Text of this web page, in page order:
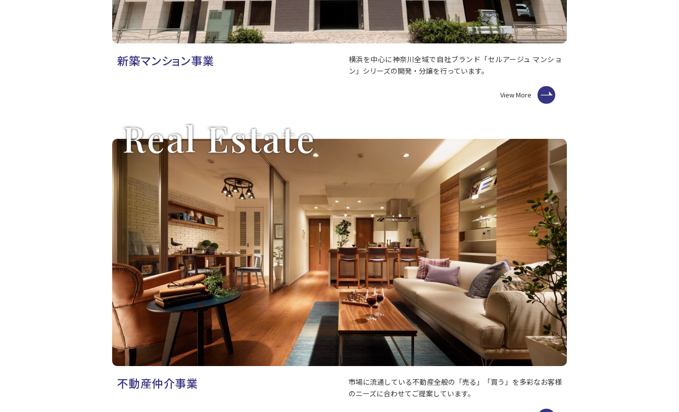
新築マンション事業
横浜を中心に神奈川全域で自社ブランド「セルアージュ マンショ
ン」シリーズの開発・分譲を行っています。
View More
不動産仲介事業
Real Estate
市場に流通している不動産全般の「売る」「買う」を多彩なお客様
のニーズに合わせてご提案しています。